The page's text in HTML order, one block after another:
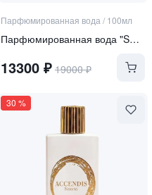
Парфюмированная вода / 100мл
Парфюмированная вода "SERA"
13300₽ 19000₽
30 %